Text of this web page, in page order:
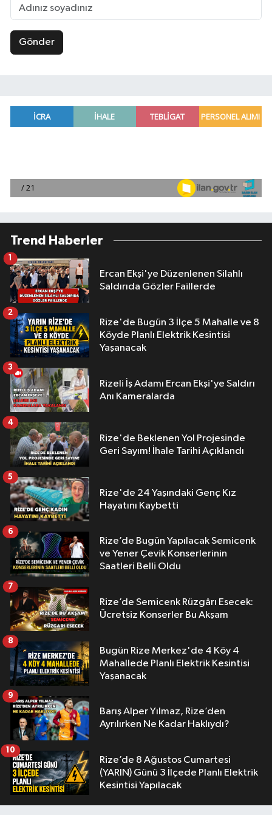
Gönder
Trend Haberler
Ercan Ekşi'ye Düzenlenen Silahlı
Saldırıda Gözler Faillerde
1
Rize'de Bugün 3 İlçe 5 Mahalle ve 8
Köyde Planlı Elektrik Kesintisi
Yaşanacak
2
Rizeli İş Adamı Ercan Ekşi'ye Saldırı
Anı Kameralarda
3
Rize'de Beklenen Yol Projesinde
Geri Sayım! İhale Tarihi Açıklandı
4
Rize'de 24 Yaşındaki Genç Kız
Hayatını Kaybetti
5
Rize’de Bugün Yapılacak Semicenk
ve Yener Çevik Konserlerinin
Saatleri Belli Oldu
6
Rize’de Semicenk Rüzgârı Esecek:
Ücretsiz Konserler Bu Akşam
7
Bugün Rize Merkez'de 4 Köy 4
Mahallede Planlı Elektrik Kesintisi
Yaşanacak
8
Barış Alper Yılmaz, Rize’den
Ayrılırken Ne Kadar Haklıydı?
9
Rize’de 8 Ağustos Cumartesi
(YARIN) Günü 3 İlçede Planlı Elektrik
Kesintisi Yapılacak
10